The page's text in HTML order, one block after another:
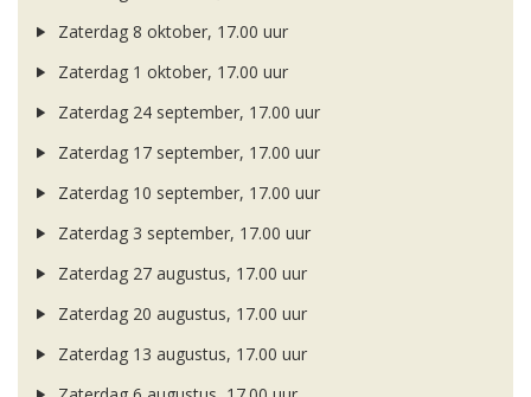
Zaterdag 8 oktober, 17.00 uur
Zaterdag 1 oktober, 17.00 uur
Zaterdag 24 september, 17.00 uur
Zaterdag 17 september, 17.00 uur
Zaterdag 10 september, 17.00 uur
Zaterdag 3 september, 17.00 uur
Zaterdag 27 augustus, 17.00 uur
Zaterdag 20 augustus, 17.00 uur
Zaterdag 13 augustus, 17.00 uur